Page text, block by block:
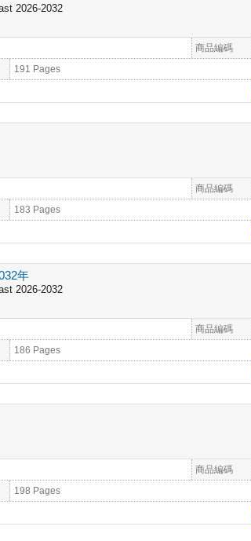
2026-2032
商品編碼
191 Pages
商品編碼
183 Pages
年
2026-2032
商品編碼
186 Pages
商品編碼
198 Pages